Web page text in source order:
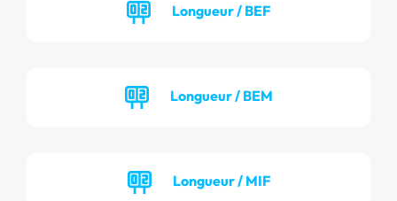
Longueur / BEF
Longueur / BEM
Longueur / MIF